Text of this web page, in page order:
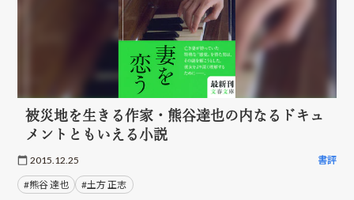
被災地を生きる作家・熊谷達也の内なるドキュ
メントともいえる小説
2015.12.25 書評
#熊谷 達也 #土方 正志